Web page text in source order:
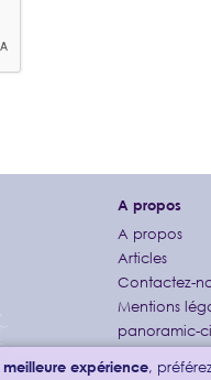
A propos
A propos
Articles
Contactez-
Mentions
panoramic-
meilleure expérience,